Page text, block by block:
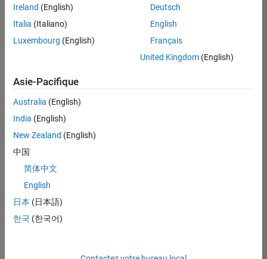
recherche
ou
afficher
l’ensemble
d'emploi.
malgré
tout
vous
trouvez
pas
d'offre
corresponde
à vos
Ireland (English)
Italia (Italiano)
Luxembourg (English)
Deutsch
English
Français
United Kingdom(English)
Asie-Pacifique
Australia (English)
India (English)
New Zealand (English)
中国
简体中文
English
日本 (日本語)
한국 (한국어)